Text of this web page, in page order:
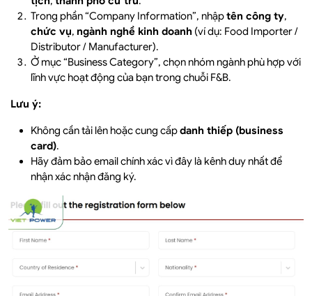
Trong phần “Company Information”, nhậptên công ty,
chức vụ, ngành nghề kinh doanh (ví dụ: Food Importer /
Distributor / Manufacturer).
Ở mục “Business Category”, chọn nhóm ngành phù hợp với
lĩnh vực hoạt động của bạn trong chuỗi F&B.
Lưu ý:
Không cần tải lên hoặc cung cấpdanh thiếp (business
card).
Hãy đảm bảo email chính xác vì đây là kênh duy nhất để
nhận xác nhận đăng ký.